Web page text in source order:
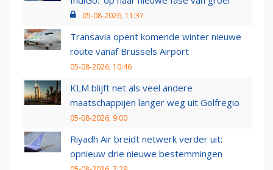
05-08-2026, 11:37
Transavia opent komende winter nieuwe
route vanaf Brussels Airport
05-08-2026, 10:46
KLM blijft net als veel andere
maatschappijen langer weg uit Golfregio
05-08-2026, 9:00
Riyadh Air breidt netwerk verder uit:
opnieuw drie nieuwe bestemmingen